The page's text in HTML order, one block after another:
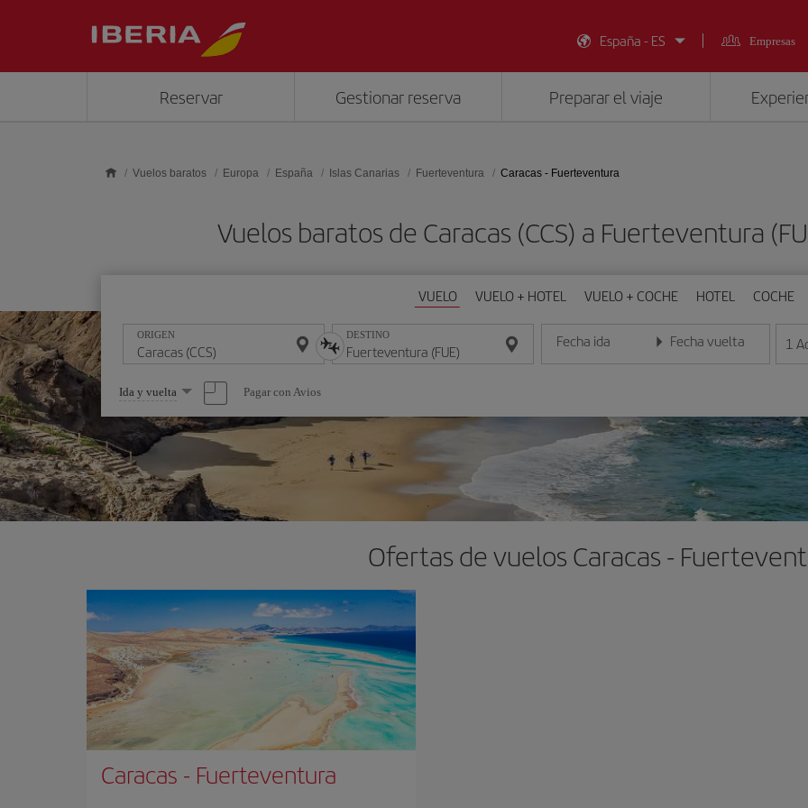
España - ES
Empresas
Reservar Gestionar reserva Preparar el viaje
Vuelos baratos Europa España Islas Canarias Fuerteventura Caracas - Fuerteventura
Vuelos baratos de Caracas (CCS) a Fuerteventura
VUELO VUELO + HOTEL VUELO + COCHE HOTEL COCHE
ORIGEN DESTINO Fecha ida
Introduce la fecha en formato día/mes/año
Fecha vuelta
Introduce la fecha en 1
Seleccione
una
opción
Ida y vuelta Pagar con Avios
Ofertas de vuelos Caracas -
Caracas - Fuerteventura